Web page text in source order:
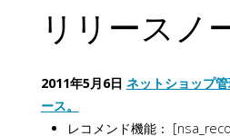
リリースノ
2011年5月6日 ネットショップ
ース。
レコメンド機能：